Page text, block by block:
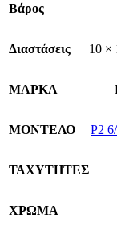
Βάρος
Διαστάσεις 10 ×
ΜΑΡΚΑ
ΜΟΝΤΕΛΟ P2
ΤΑΧΥΤΗΤΕΣ
ΧΡΩΜΑ